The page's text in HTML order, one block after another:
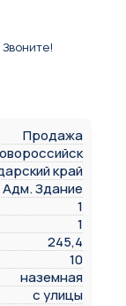
Продажа
край
Адм. Здание
1
1
245,4
10
наземная
с улицы